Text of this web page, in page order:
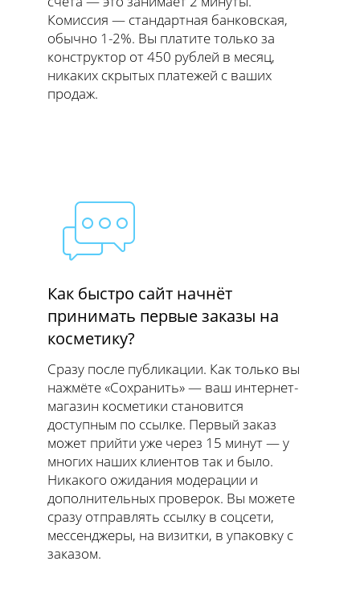
Комиссия — стандартная банковская,
обычно 1-2%. Вы платите только за
конструктор от 450 рублей в месяц,
никаких скрытых платежей с ваших
продаж.
Как быстро сайт начнёт
принимать первые заказы на
косметику?
Сразу после публикации. Как только вы
нажмёте «Сохранить» — ваш интернет-
магазин косметики становится
доступным по ссылке. Первый заказ
может прийти уже через 15 минут — у
многих наших клиентов так и было.
Никакого ожидания модерации и
дополнительных проверок. Вы можете
сразу отправлять ссылку в соцсети,
мессенджеры, на визитки, в упаковку с
заказом.